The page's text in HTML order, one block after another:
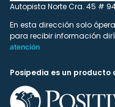
Autopista Norte Cra. 45 #
En esta dirección solo
para recibir información
atención
Posipedia es un producto